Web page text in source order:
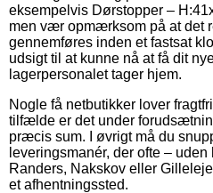
eksempelvis Dørstopper –
men vær opmærksom på at det
gennemføres inden et fastsat
udsigt til at kunne nå at få dit
lagerpersonalet tager hjem.
Nogle få netbutikker lover
tilfælde er det under
præcis sum. I øvrigt må du
leveringsmanér, der ofte –
Randers, Nakskov eller
et afhentningssted.